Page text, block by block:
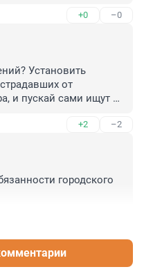
+0 –0
Установить
от
и пускай сами ищут
+2 –2
городского